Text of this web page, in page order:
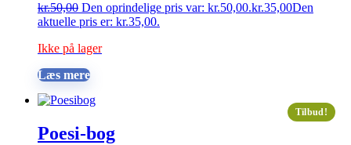
kr.50,00 Den oprindelige pris var: kr.50,00.kr.35,00Den
aktuelle pris er: kr.35,00.
Ikke på lager
Læs mere
Tilbud!
Poesi-bog